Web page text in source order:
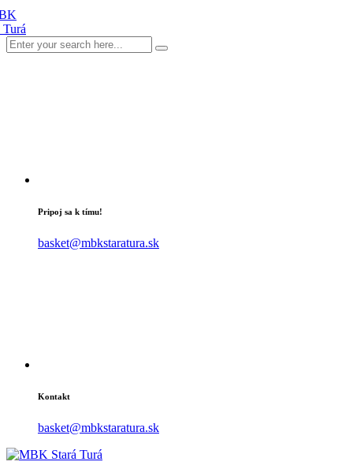
Pripoj sa k tímu!
basket@mbkstaratura.sk
Kontakt
basket@mbkstaratura.sk